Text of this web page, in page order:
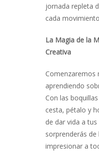
jornada repleta
cada
La Magia de la
Creativa
Comenzaremos
aprendiendo
Con las
cesta, pétalo y
de dar vida a
sorprenderás
impresionar a